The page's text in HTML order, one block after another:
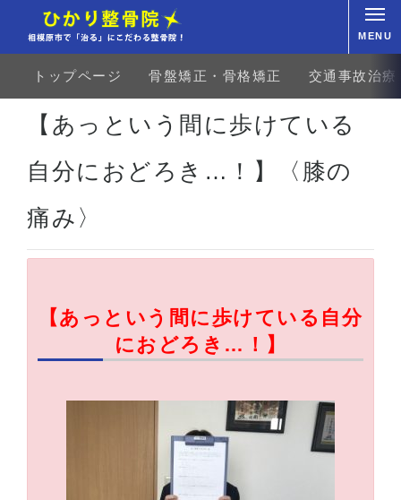
MENU
トップページ 骨盤矯正・骨格矯正 交通事故治療
ホーム お客様の声 上肢・下肢 ひざの痛み 【あっという間に歩けている自分におどろき
【あっという間に歩けている
自分におどろき…！】〈膝の
痛み〉
【あっという間に歩けている自分
におどろき …！】